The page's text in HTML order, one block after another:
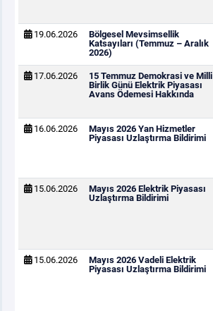
19.06.2026
Bölgesel Mevsimsellik
Katsayıları (Temmuz – Aralık
2026)
17.06.2026
15 Temmuz Demokrasi ve Milli
Birlik Günü Elektrik Piyasası
Avans Ödemesi Hakkında
16.06.2026
Mayıs 2026 Yan Hizmetler
Piyasası Uzlaştırma Bildirimi
15.06.2026
Mayıs 2026 Elektrik Piyasası
Uzlaştırma Bildirimi
15.06.2026
Mayıs 2026 Vadeli Elektrik
Piyasası Uzlaştırma Bildirimi